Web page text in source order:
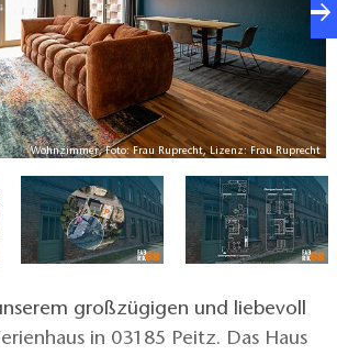
Wohnzimmer, Foto: Frau Ruprecht, Lizenz: Frau Ruprecht
großzügigen und liebevoll
in 03185 Peitz. Das Haus